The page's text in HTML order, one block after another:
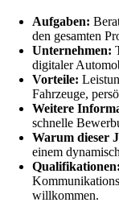
Aufgaben:
den gesamten
Unternehmen:
digitaler
Vorteile:
Fahrzeuge,
Weitere
schnelle
Warum dieser
einem
Qualifikationen:
willkommen.